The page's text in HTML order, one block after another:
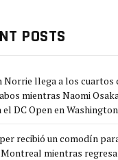
POSTS
Norrie llega a los cuartos
mientras Naomi
el DC Open en
recibió un comodín
mientras